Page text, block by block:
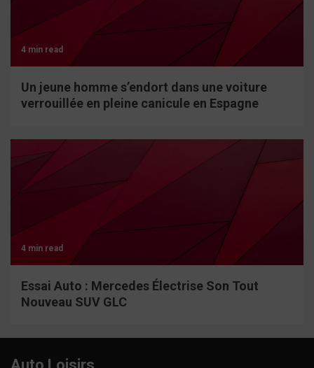
4 min read
Un jeune homme s’endort dans une voiture
verrouillée en pleine canicule en Espagne
4 min read
Essai Auto : Mercedes Électrise Son Tout
Nouveau SUV GLC